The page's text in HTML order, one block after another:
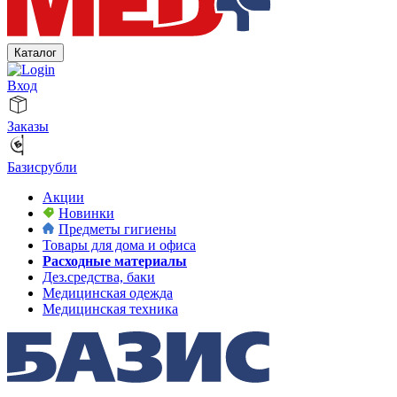
Каталог
Вход
Заказы
Базисрубли
Акции
Новинки
Предметы гигиены
Товары для дома и офиса
Расходные материалы
Дез.средства, баки
Медицинская одежда
Медицинская техника